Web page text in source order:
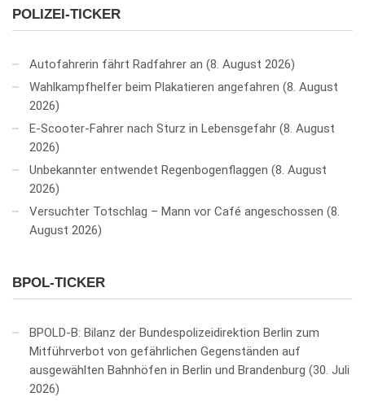
POLIZEI-TICKER
Autofahrerin fährt Radfahrer an 8. August 2026
Wahlkampfhelfer beim Plakatieren angefahren 8. August
2026
E-Scooter-Fahrer nach Sturz in Lebensgefahr 8. August
2026
Unbekannter entwendet Regenbogenflaggen 8. August
2026
Versuchter Totschlag – Mann vor Café angeschossen 8.
August 2026
BPOL-TICKER
BPOLD-B: Bilanz der Bundespolizeidirektion Berlin zum
Mitführverbot von gefährlichen Gegenständen auf
ausgewählten Bahnhöfen in Berlin und Brandenburg 30. Juli
2026